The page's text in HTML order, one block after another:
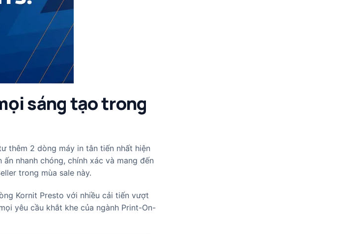
sáng tạo trong
thêm 2 dòng máy in tân tiến nhất hiện
nhanh chóng, chính xác và mang đến
trong mùa sale này.
Kornit Presto với nhiều cải tiến vượt
yêu cầu khắt khe của ngành Print-On-